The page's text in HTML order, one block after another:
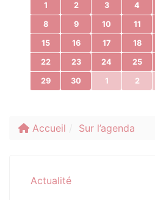
1 2 3 4
8 9 10 11
15 16 17 18
22 23 24 25
29 30 1 2
Accueil Sur l’agenda
Actualité